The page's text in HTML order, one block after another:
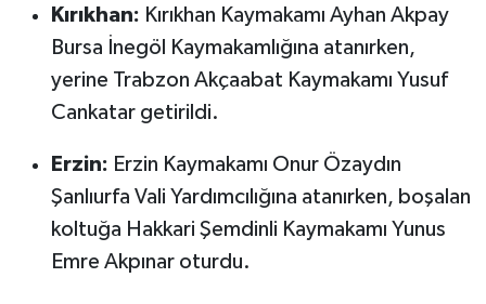
Kırıkhan: Kırıkhan Kaymakamı Ayhan Akpay
Bursa İnegöl Kaymakamlığına atanırken,
yerine Trabzon Akçaabat Kaymakamı Yusuf
Cankatar getirildi.
Erzin: Erzin Kaymakamı Onur Özaydın
Şanlıurfa Vali Yardımcılığına atanırken, boşalan
koltuğa Hakkari Şemdinli Kaymakamı Yunus
Emre Akpınar oturdu.